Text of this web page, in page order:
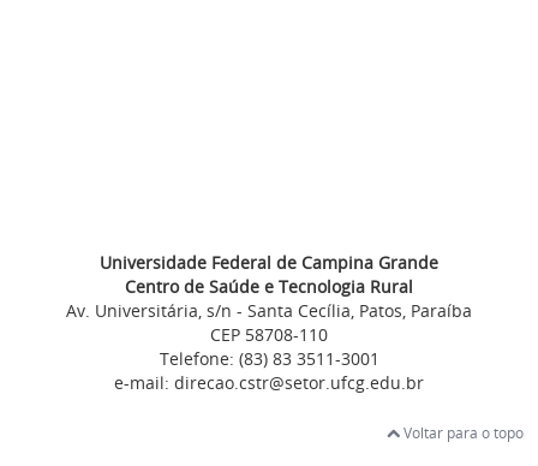
Universidade Federal de Campina Grande
Centro de Saúde e Tecnologia Rural
Av. Universitária, s/n - Santa Cecília, Patos, Paraíba
CEP 58708-110
Telefone: (83) 83 3511-3001
e-mail: direcao.cstr@setor.ufcg.edu.br
Voltar para o topo